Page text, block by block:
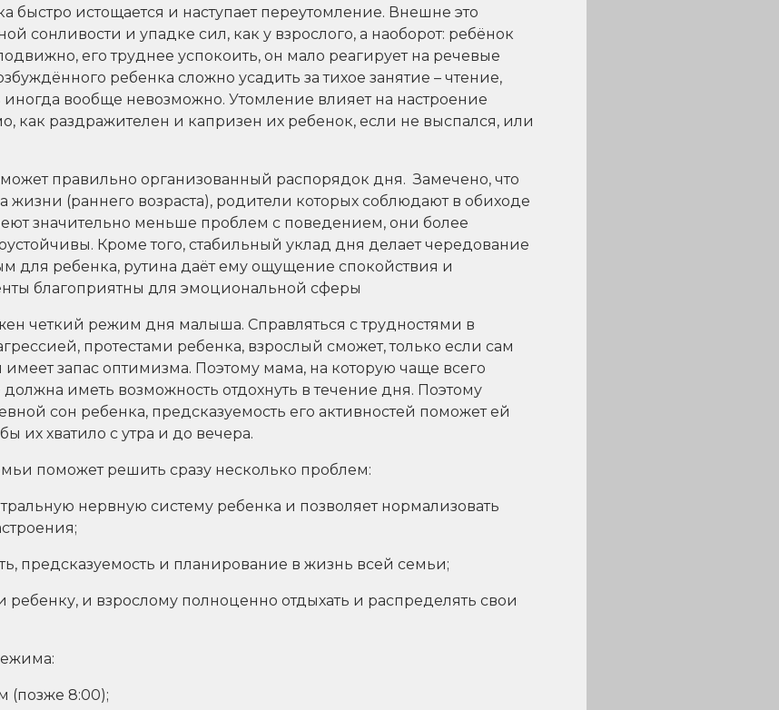
быстро истощается и наступает переутомление. Внешне это
сонливости и упадке сил, как у взрослого, а наоборот: ребёнок
его труднее успокоить, он мало реагирует на речевые
ребенка сложно усадить за тихое занятие – чтение,
иногда вообще невозможно. Утомление влияет на настроение
как раздражителен и капризен их ребенок, если не выспался, или
правильно организованный распорядок дня. Замечено, что
жизни (раннего возраста), родители которых соблюдают в обиходе
значительно меньше проблем с поведением, они более
Кроме того, стабильный уклад дня делает чередование
для ребенка, рутина даёт ему ощущение спокойствия и
благоприятны для эмоциональной сферы
четкий режим дня малыша. Справляться с трудностями в
протестами ребенка, взрослый сможет, только если сам
имеет запас оптимизма. Поэтому мама, на которую чаще всего
должна иметь возможность отдохнуть в течение дня. Поэтому
сон ребенка, предсказуемость его активностей поможет ей
их хватило с утра и до вечера.
поможет решить сразу несколько проблем:
нервную систему ребенка и позволяет нормализовать
предсказуемость и планирование в жизнь всей семьи;
и взрослому полноценно отдыхать и распределять свои
(позже 8:00);